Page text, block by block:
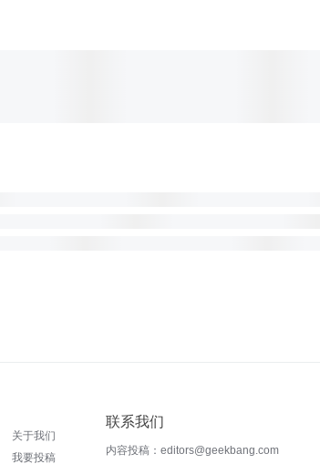
关于我们
我要投稿
联系我们
内容投稿：editors@geekbang.com